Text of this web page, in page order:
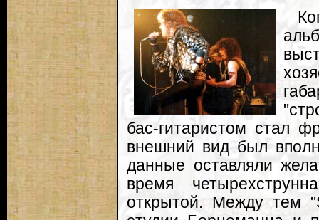
бас-гитаристом стал
внешний вид был
данные оставляли
время
открытой. Между тем